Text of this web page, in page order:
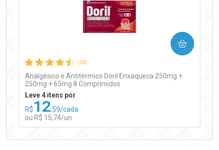
(50)
Analgésico e Antitérmico Doril Enxaqueca 250mg +
250mg + 65mg 8 Comprimidos
Leve 4 itens por
R$12,59/cada
ou R$ 15,74/un
COMPRAR